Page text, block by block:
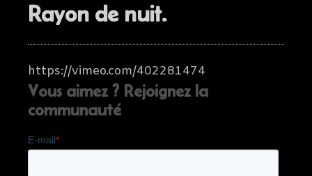
Rayon de nuit.
https://vimeo.com/402281474
Vous aimez ? Rejoignez la
communauté